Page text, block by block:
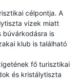
célpontja. A
vizek miatt
búvárkodásra is
klub is található
fő turisztikai
és kristálytiszta